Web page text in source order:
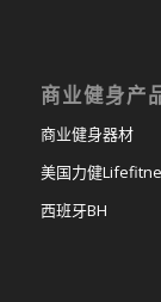
商业健身产
商业健身器材
美国力健
西班牙BH